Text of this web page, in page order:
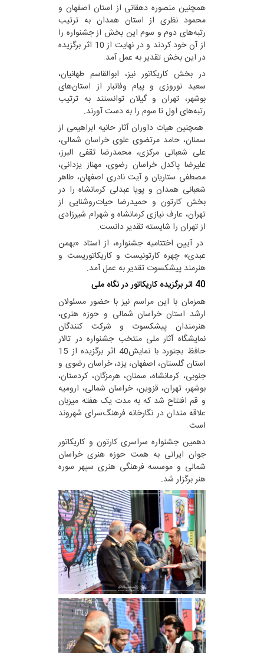
همچنین منصوره دهقانی از استان اصفهان و
محمود نظری از استان همدان به ترتیب
رتبه‌های دوم و سوم این بخش از جشنواره را
از آن خود کردند و در نهایت از 10 اثر برگزیده
در این بخش تقدیر به عمل آمد.
در بخش کاریکاتور نیز، ابوالقاسم طهانیان،
سعید نوروزی و پیام وفاتبار از استان‌های
بوشهر، تهران و گیلان توانستند به ترتیب
رتبه‌های اول تا سوم را به دست آورند.
همچنین هیات داوران آثار حانیه ابراهیمی از
سمنان، حامد مرتضوی علوی خراسان شمالی،
علی شعبانی مرکزی، محمدرضا ثقفی البرز،
علیرضا پاکدل خراسان رضوی، مهناز یزدانی،
مصطفی ستاریان و آیت نادری اصفهان، طاهر
شعبانی همدان و پویا عبدلی کرمانشاه را در
بخش کارتون و حمیدرضا حیات‌روشنایی از
تهران، عارف نیازی کرمانشاه و شهرام شیرزادی
از تهران را شایسته تقدیر دانست.
در آیین اختتامیه جشنواره، از استاد «بهمن
عبدی» چهره کارتونیست و کاریکاتوریست و
هنرمند پیشکسوت تقدیر به عمل آمد.
40 اثر برگزیده کاریکاتور در نگاه ملی
همزمان با این مراسم نیز با حضور مسئولان
ارشد استان خراسان شمالی و حوزه هنری،
هنرمندان پیشکسوت و شرکت کنندگان
نمایشگاه آثار ملی منتخب جشنواره در تالار
حافظ بجنورد با نمایش40 اثر برگزیده از 15
استان گلستان، اصفهان، یزد، خراسان رضوی و
جنوبی، کرمانشاه، سمنان، هرمزگان، کردستان،
بوشهر، تهران، قزوین، خراسان شمالی، ارومیه
و قم افتتاح شد که به مدت یک هفته میزبان
علاقه مندان در نگارخانه فرهنگ‌سرای شهروند
است.
دهمین جشنواره سراسری کارتون و کاریکاتور
جوان ایرانی به همت حوزه هنری خراسان
شمالی و موسسه فرهنگی هنری سپهر سوره
هنر برگزار شد.